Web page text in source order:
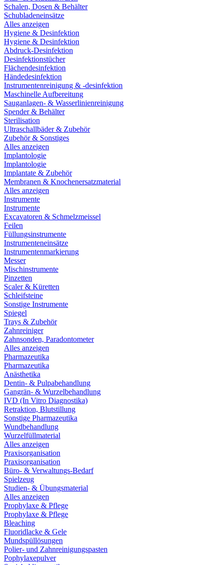
Schalen, Dosen & Behälter
Schubladeneinsätze
Alles anzeigen
Hygiene & Desinfektion
Hygiene & Desinfektion
Abdruck-Desinfektion
Desinfektionstücher
Flächendesinfektion
Händedesinfektion
Instrumentenreinigung & -desinfektion
Maschinelle Aufbereitung
Sauganlagen- & Wasserlinienreinigung
Spender & Behälter
Sterilisation
Ultraschallbäder & Zubehör
Zubehör & Sonstiges
Alles anzeigen
Implantologie
Implantologie
Implantate & Zubehör
Membranen & Knochenersatzmaterial
Alles anzeigen
Instrumente
Instrumente
Excavatoren & Schmelzmeissel
Feilen
Füllungsinstrumente
Instrumenteneinsätze
Instrumentenmarkierung
Messer
Mischinstrumente
Pinzetten
Scaler & Küretten
Schleifsteine
Sonstige Instrumente
Spiegel
Trays & Zubehör
Zahnreiniger
Zahnsonden, Paradontometer
Alles anzeigen
Pharmazeutika
Pharmazeutika
Anästhetika
Dentin- & Pulpabehandlung
Gangrän- & Wurzelbehandlung
IVD (In Vitro Diagnostika)
Retraktion, Blutstillung
Sonstige Pharmazeutika
Wundbehandlung
Wurzelfüllmaterial
Alles anzeigen
Praxisorganisation
Praxisorganisation
Büro- & Verwaltungs-Bedarf
Spielzeug
Studien- & Übungsmaterial
Alles anzeigen
Prophylaxe & Pflege
Prophylaxe & Pflege
Bleaching
Fluoridlacke & Gele
Mundspüllösungen
Polier- und Zahnreinigungspasten
Pophylaxepulver